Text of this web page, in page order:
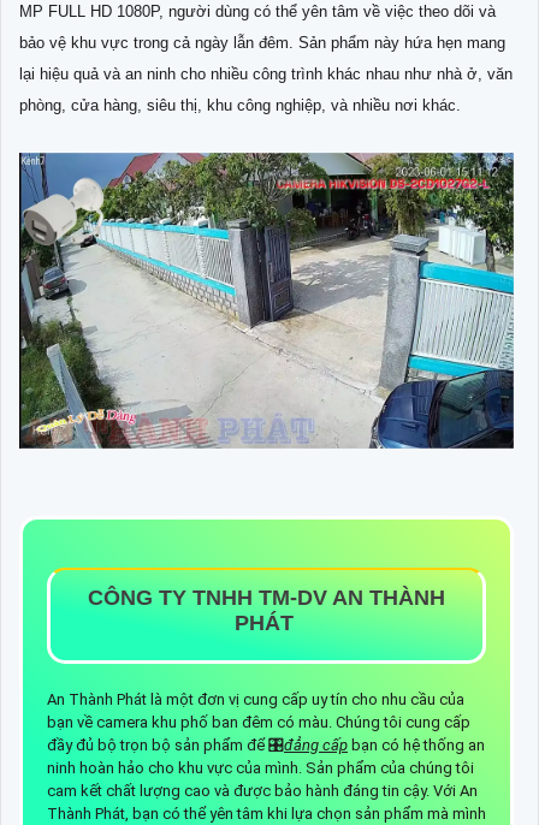
MP FULL HD 1080P, người dùng có thể yên tâm về việc theo dõi và
bảo vệ khu vực trong cả ngày lẫn đêm. Sản phẩm này hứa hẹn mang
lại hiệu quả và an ninh cho nhiều công trình khác nhau như nhà ở, văn
phòng, cửa hàng, siêu thị, khu công nghiệp, và nhiều nơi khác.
CÔNG TY TNHH TM-DV AN THÀNH
PHÁT
An Thành Phát là một đơn vị cung cấp uy tín cho nhu cầu của
bạn về camera khu phố ban đêm có màu. Chúng tôi cung cấp
đầy đủ bộ trọn bộ sản phẩm để 🎛đẳng cấp bạn có hệ thống an
ninh hoàn hảo cho khu vực của mình. Sản phẩm của chúng tôi
cam kết chất lượng cao và được bảo hành đáng tin cậy. Với An
Thành Phát, bạn có thể yên tâm khi lựa chọn sản phẩm mà mình